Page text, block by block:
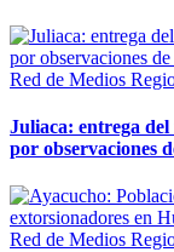
Red de Medios
Juliaca: entrega del
por observaciones
Red de Medios